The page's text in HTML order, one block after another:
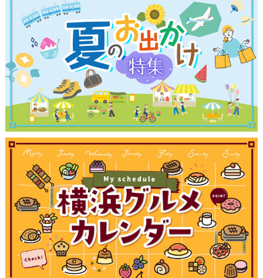
観光ガイド
ランキング
ブログ記事
サイトについて